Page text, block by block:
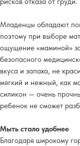
Младенцы обладают
поэтому при выборе
ощущение «маминой»
безопасного
вкуса и запаха, не
мягкий и нежный, как
силикон — очень
ребенок не сможет
Мыть стало удобнее
Благодаря широкому